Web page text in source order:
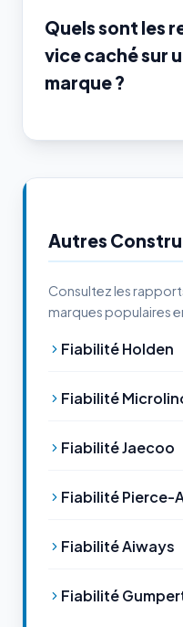
Quels sont les
vice caché sur
marque ?
Autres
Consultez les
marques populaires
Fiabilité Holden
Fiabilité
Fiabilité Jaecoo
Fiabilité Pierce-
Fiabilité Aiways
Fiabilité